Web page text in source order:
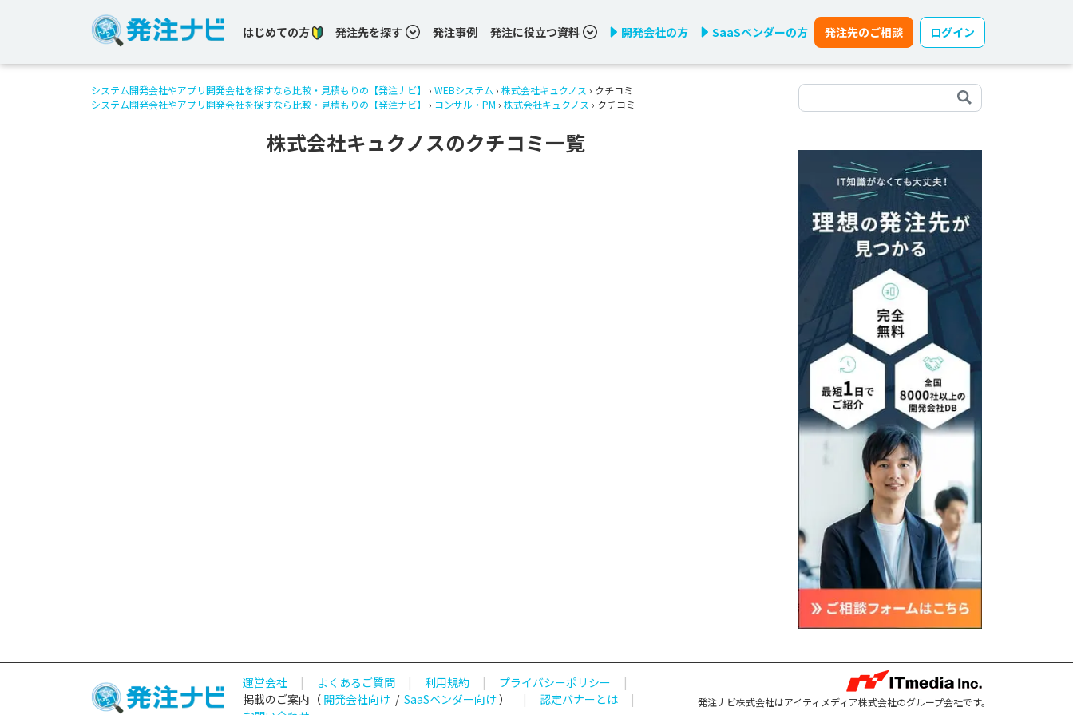
はじめての方 発注先を探す 発注事例 発注に役立つ資料 開発会社の方 SaaSベンダーの方 発注先のご相談 ログイン
システム開発会社やアプリ開発会社を探すなら比較・見積もりの【発注ナビ】 › WEBシステム › 株式会社キュクノス › クチコミ
システム開発会社やアプリ開発会社を探すなら比較・見積もりの【発注ナビ】
› コンサル・PM › 株式会社キュクノス › クチコミ
株式会社キュクノスのクチコミ一覧
運営会社 | よくあるご質問 | 利用規約 | プライバシーポリシー
|
掲載のご案内（ 開発会社向け / SaaSベンダー向け） | 認定バナーとは
|
発注ナビ株式会社はアイティメディア株式会社のグループ会社です。